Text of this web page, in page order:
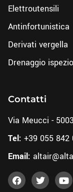
Elettroutensili
Antinfortunistica
Derivati vergella
Drenaggio
Contatti
Via Meucci -
Tel: +39 055 842
Email: